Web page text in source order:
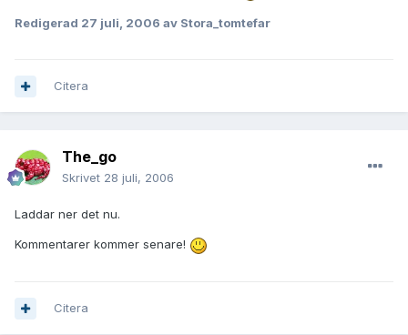
Redigerad 27 juli, 2006 av Stora_tomtefar
Citera
The_go
Skrivet 28 juli, 2006
Laddar ner det nu.
Kommentarer kommer senare!
Citera